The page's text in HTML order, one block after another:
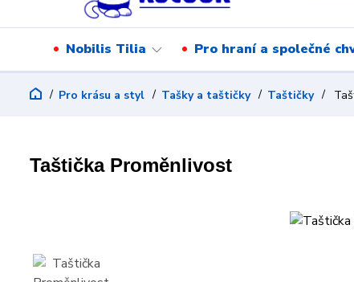
Nobilis Tilia Pro hraní a společné
Pro krásu a styl Tašky a taštičky Taštičky
Taštička Proměnlivost